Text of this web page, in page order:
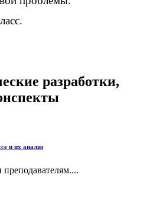
разработки,
и их анализ